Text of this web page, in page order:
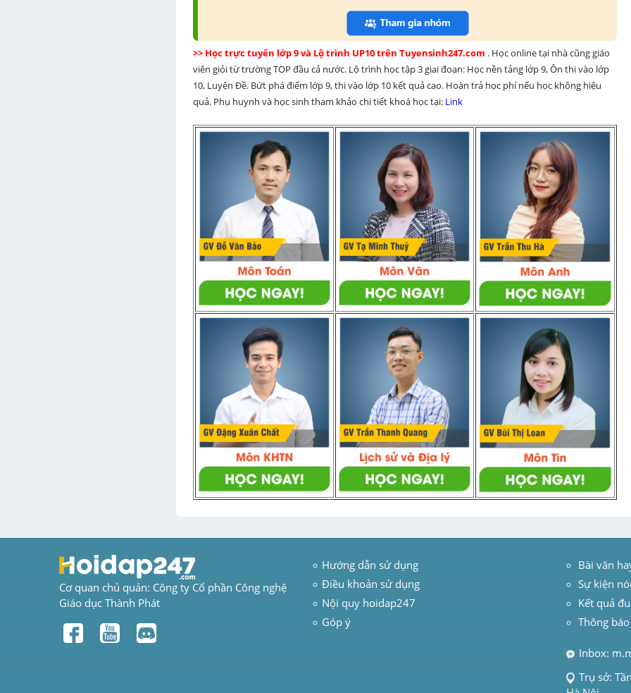
>> Học trực tuyến lớp 9 và Lộ trình UP10 trên Tuyensinh247.com . Học online tại nhà cũng giáo
viên giỏi từ trường TOP đầu cả nước. Lộ trình học tập 3 giai đoạn: Học nền tảng lớp 9, Ôn thi vào lớp
10, Luyện Đề. Bứt phá điểm lớp 9, thi vào lớp 10 kết quả cao. Hoàn trả học phí nếu học không hiệu
quả. Phụ huynh và học sinh tham khảo chi tiết khoá học tại: Link
Cơ quan chủ quản: Công ty Cổ phần Công nghệ
Giáo dục Thành Phát
Hướng dẫn sử dụng
Điều khoản sử dụng
Nội quy hoidap247
Góp ý
Bài văn
Sự kiện
Kết quả
Thông báo
Inbox:
Trụ sở: